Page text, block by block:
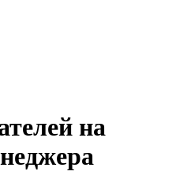
на